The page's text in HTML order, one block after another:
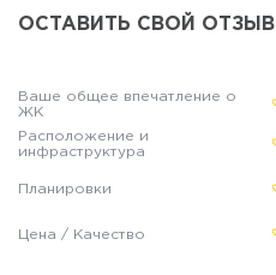
ОСТАВИТЬ СВОЙ ОТЗЫВ
Ваше общее впечатление о
ЖК
Расположение и
инфраструктура
Планировки
Цена / Качество